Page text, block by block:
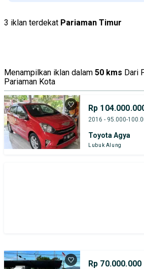
Nissan Grand Livina Mitsubishi
Tipe Bodi
3 iklan terdekat Pariaman Timur
Menampilkan iklan dalam 50 kms Dari
Pariaman Kota
Rp
2016 - 95.000-
Toyota Agya
Lubuk Alung
Rp 70.000.000